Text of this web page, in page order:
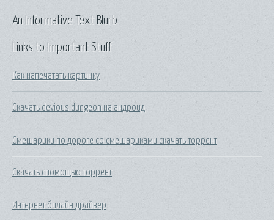
Links to Important Stuff
Как напечатать картинку
Скачать devious dungeon на андроид
Смешарики по дороге со смешариками скачать торрент
Скачать спомощью торрент
Интернет билайн драйвер
An Informative Text Blurb